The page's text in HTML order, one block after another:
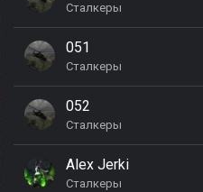
Сталкеры
051
Сталкеры
052
Сталкеры
Alex Jerki
Сталкеры